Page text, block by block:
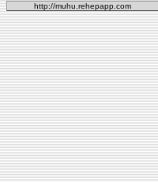
http://muhu.rehepapp.com